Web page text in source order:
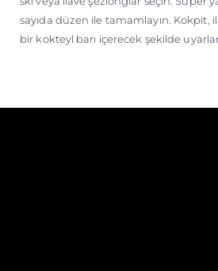
sayıda düzen ile tamamlayın. Kokpit,
bir kokteyl barı içerecek şekilde